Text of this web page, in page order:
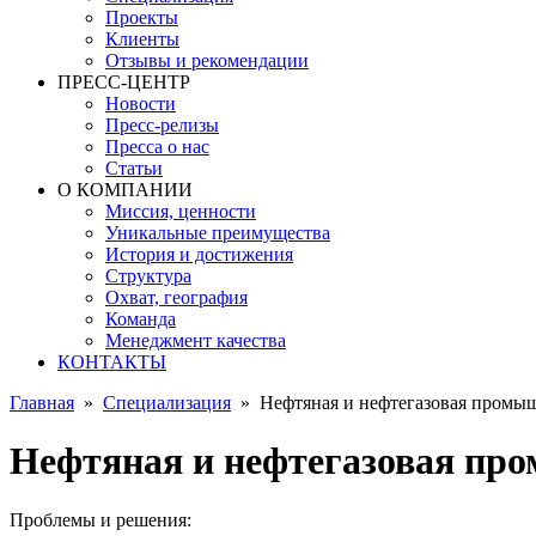
Проекты
Клиенты
Отзывы и рекомендации
ПРЕСС-ЦЕНТР
Новости
Пресс-релизы
Пресса о нас
Статьи
О КОМПАНИИ
Миссия, ценности
Уникальные преимущества
История и достижения
Структура
Охват, география
Команда
Менеджмент качества
КОНТАКТЫ
Главная » Специализация » Нефтяная и нефтегазовая
Нефтяная и нефтегазовая
Проблемы и решения: